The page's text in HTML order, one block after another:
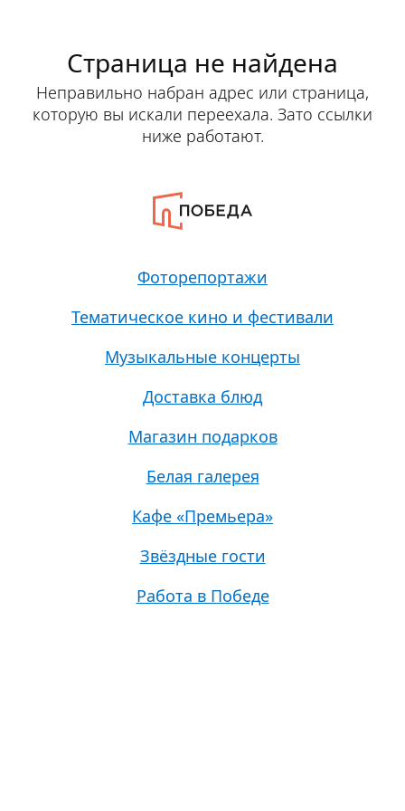
Страница не найдена
Неправильно набран адрес или страница,
которую вы искали переехала. Зато ссылки
ниже работают.
Фоторепортажи
Тематическое кино и фестивали
Музыкальные концерты
Доставка блюд
Магазин подарков
Белая галерея
Кафе «Премьера»
Звёздные гости
Работа в Победе